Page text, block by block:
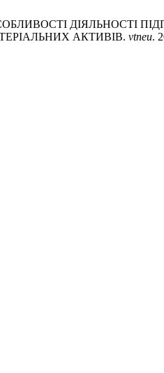
ДІЯЛЬНОСТІ
АКТИВІВ. vtneu.